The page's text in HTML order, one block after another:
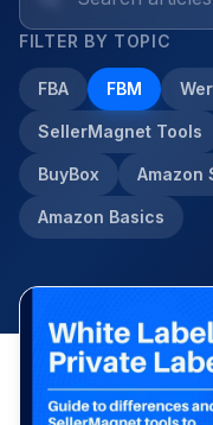
FILTER BY TOPIC
FBA FBM
SellerMagnet Tools
BuyBox Amazon
Amazon Basics